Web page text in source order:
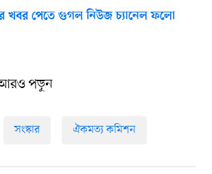
খবর পেতে গুগল নিউজ চ্যানেল ফলো
পড়ুন
সংস্কার ঐকমত্য কমিশন